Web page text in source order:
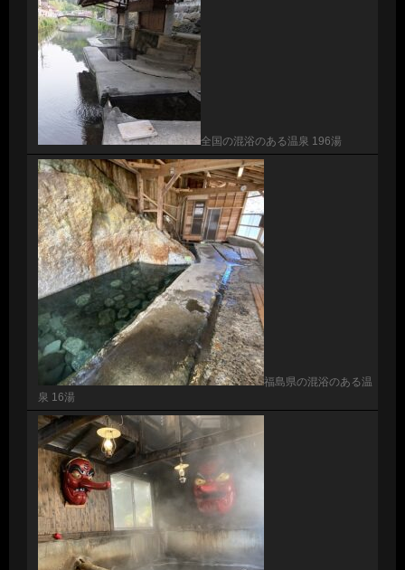
全国の混浴のある温泉 196湯
福島県の混浴のある温
泉 16湯